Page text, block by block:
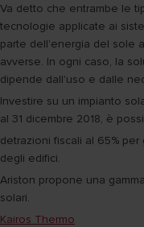
Va detto che entrambe le
tecnologie applicate ai
parte dell'energia del sole
avverse. In ogni caso, la
dipende dall'uso e dalle
Investire su un impianto
al 31 dicembre 2018, è
detrazioni fiscali al 65%
degli edifici.
Ariston propone una
solari.
Kairos Thermo